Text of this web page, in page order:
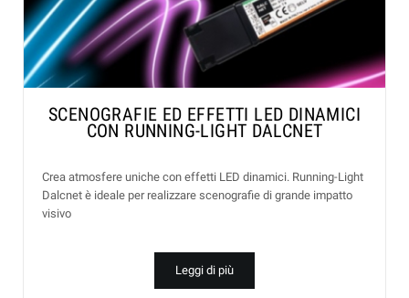
SCENOGRAFIE ED EFFETTI LED DINAMICI
CON RUNNING-LIGHT DALCNET
Crea atmosfere uniche con effetti LED dinamici. Running-Light
Dalcnet è ideale per realizzare scenografie di grande impatto
visivo
Leggi di più